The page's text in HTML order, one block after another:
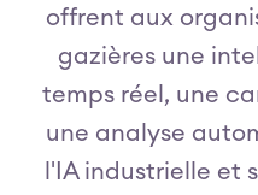
offrent aux
gazières une
temps réel, une
une analyse
l'IA industrielle et